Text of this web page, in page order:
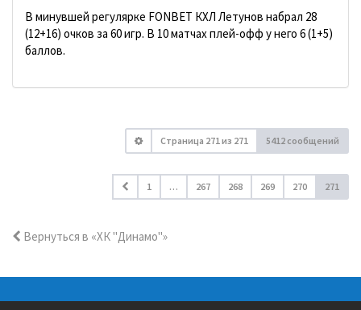
В минувшей регулярке FONBET КХЛ Летунов набрал 28
(12+16) очков за 60 игр. В 10 матчах плей-офф у него 6 (1+5)
баллов.
Страница 271из 271 5412 сообщений
1 … 267 268 269 270 271
Вернуться в «ХК "Динамо"»